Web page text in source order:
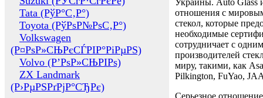
Tata (РўР°С‚Р°)
Toyota (РўРѕР№РѕС‚Р°)
Volkswagen
(Р¤РѕР»СЊРєСЃРІР°РіРµРЅ)
Volvo (Р’РѕР»СЊРІРѕ)
ZX Landmark
(Р›РµРЅРґРјР°СЂРє)
Украины. Auto Glass
отношения с
стекол, которые
необходимые
сотрудничает с
производителей
миру, такими, как
Pilkington, FuYao,
Серьезное отношение